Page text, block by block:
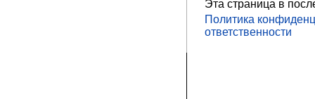
Эта страница в
Политика
ответственности